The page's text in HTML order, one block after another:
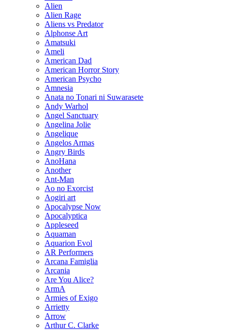
Alien
Alien Rage
Aliens vs Predator
Alphonse Art
Amatsuki
Ameli
American Dad
American Horror Story
American Psycho
Amnesia
Anata no Tonari ni Suwarasete
Andy Warhol
Angel Sanctuary
Angelina Jolie
Angelique
Angelos Armas
Angry Birds
AnoHana
Another
Ant-Man
Ao no Exorcist
Aogiri art
Apocalypse Now
Apocalyptica
Appleseed
Aquaman
Aquarion Evol
AR Performers
Arcana Famiglia
Arcania
Are You Alice?
ArmA
Armies of Exigo
Arrietty
Arrow
Arthur C. Clarke